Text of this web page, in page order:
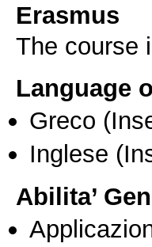
Erasmus
The course
Language
Greco
Inglese
Abilita’